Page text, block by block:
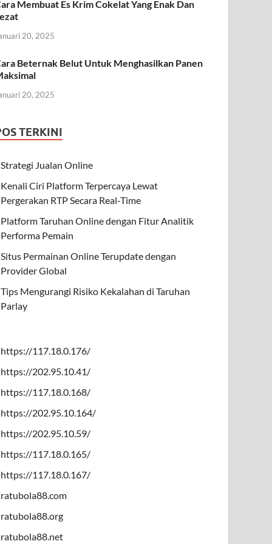
Membuat Es Krim Cokelat Yang Enak Dan
20, 2025
Beternak Belut Untuk Menghasilkan Panen
20, 2025
TERKINI
Strategi Jualan Online
Kenali Ciri Platform Terpercaya Lewat
Pergerakan RTP Secara Real-Time
Platform Taruhan Online dengan Fitur Analitik
Performa Pemain
Situs Permainan Online Terupdate dengan
Provider Global
Tips Mengurangi Risiko Kekalahan di Taruhan
Parlay
https://117.18.0.176/
https://202.95.10.41/
https://117.18.0.168/
https://202.95.10.164/
https://202.95.10.59/
https://117.18.0.165/
https://117.18.0.167/
ratubola88.com
ratubola88.org
ratubola88.net